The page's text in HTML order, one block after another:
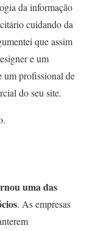
da informação
cuidando da
que assim
e um
um profissional de
do seu site.
uma das
. As empresas